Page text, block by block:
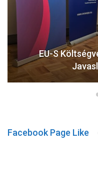
EU-S
Facebook Page Like